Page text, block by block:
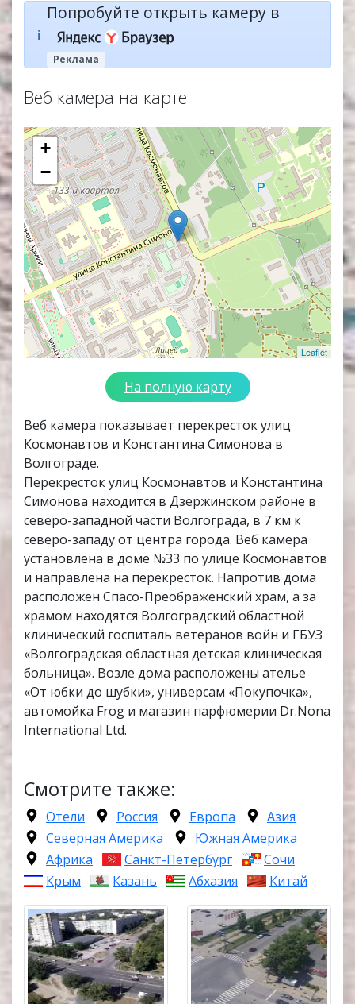
ℹ️
Попробуйте открыть камеру в
Реклама
Веб камера на карте
+
−
Leaflet
На полную карту
Веб камера показывает перекресток улиц
Космонавтов и Константина Симонова в
Волгограде.
Перекресток улиц Космонавтов и Константина
Симонова находится в Дзержинском районе в
северо-западной части Волгограда, в 7 км к
северо-западу от центра города. Веб камера
установлена в доме №33 по улице Космонавтов
и направлена на перекресток. Напротив дома
расположен Спасо-Преображенский храм, а за
храмом находятся Волгоградский областной
клинический госпиталь ветеранов войн и ГБУЗ
«Волгоградская областная детская клиническая
больница». Возле дома расположены ателье
«От юбки до шубки», универсам «Покупочка»,
автомойка Frog и магазин парфюмерии Dr.Nona
International Ltd.
Смотрите также:
Отели Россия Европа
Азия
Северная Америка
Южная Америка
Африка
Санкт-Петербург
Сочи
Крым
Казань Абхазия Китай